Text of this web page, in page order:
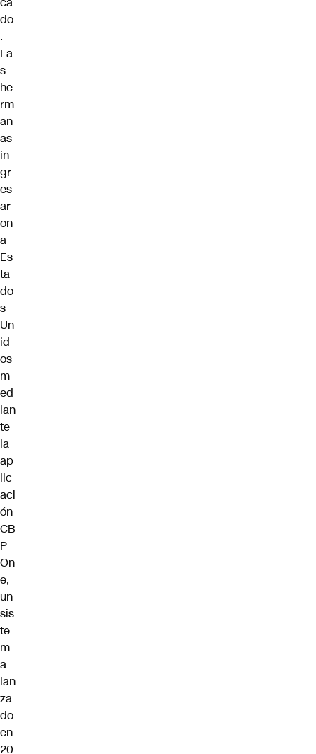
do
.
La
s
he
rm
an
as
in
gr
es
ar
on
a
Es
ta
do
s
Un
id
os
m
ed
ian
te
la
ap
lic
aci
ón
CB
P
On
e,
un
sis
te
m
a
lan
za
do
en
20